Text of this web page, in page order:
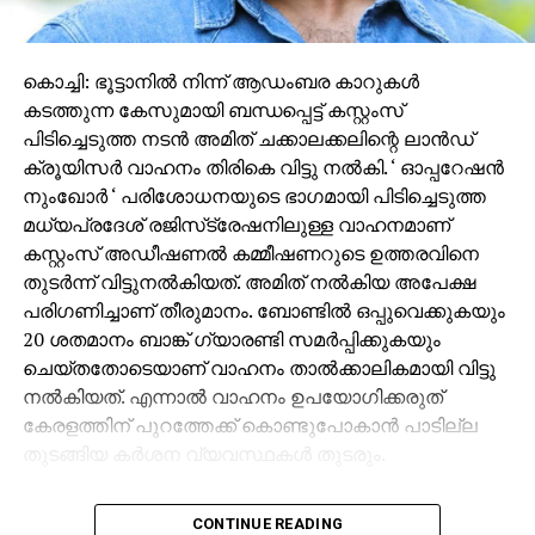
കൊച്ചി: ഭൂട്ടാനില്‍ നിന്ന് ആഡംബര കാറുകള്‍
കടത്തുന്ന കേസുമായി ബന്ധപ്പെട്ട് കസ്റ്റംസ്
പിടിച്ചെടുത്ത നടന്‍ അമിത് ചക്കാലക്കലിന്റെ ലാന്‍ഡ്
ക്രൂയിസര്‍ വാഹനം തിരികെ വിട്ടു നല്‍കി. ‘ ഓപ്പറേഷന്‍
നുംഖോര്‍ ‘ പരിശോധനയുടെ ഭാഗമായി പിടിച്ചെടുത്ത
മധ്യപ്രദേശ് രജിസ്‌ട്രേഷനിലുള്ള വാഹനമാണ്
കസ്റ്റംസ് അഡീഷണല്‍ കമ്മീഷണറുടെ ഉത്തരവിനെ
തുടര്‍ന്ന് വിട്ടുനല്‍കിയത്. അമിത് നല്‍കിയ അപേക്ഷ
പരിഗണിച്ചാണ് തീരുമാനം. ബോണ്ടില്‍ ഒപ്പുവെക്കുകയും
20 ശതമാനം ബാങ്ക് ഗ്യാരണ്ടി സമര്‍പ്പിക്കുകയും
ചെയ്തതോടെയാണ് വാഹനം താല്‍ക്കാലികമായി വിട്ടു
നല്‍കിയത്. എന്നാല്‍ വാഹനം ഉപയോഗിക്കരുത്
കേരളത്തിന് പുറത്തേക്ക് കൊണ്ടുപോകാന്‍ പാടില്ല
ഭൂട്ടാനില്‍ നിന്ന് നികുതി വെട്ടിച്ച് വാഹനങ്ങള്‍
CONTINUE READING